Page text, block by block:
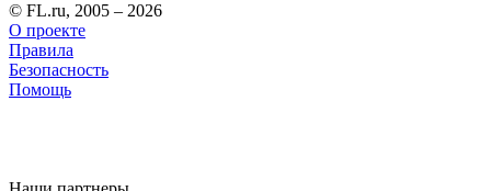
© FL.ru, 2005 – 2026
О проекте
Правила
Безопасность
Помощь